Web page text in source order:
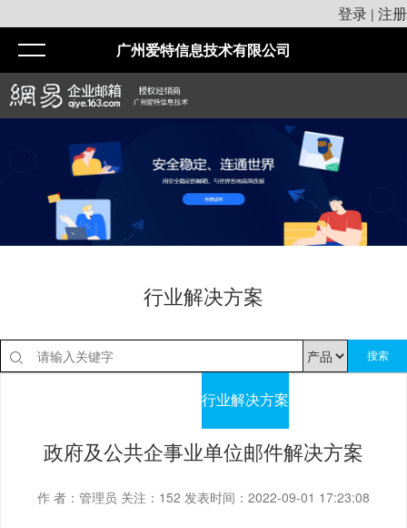
登录 | 注册
广州爱特信息技术有限公司
行业解决方案
搜索
行业解决方案
政府及公共企事业单位邮件解决方案
作 者：管理员 关注： 152 发表时间：2022-09-01 17:23:08